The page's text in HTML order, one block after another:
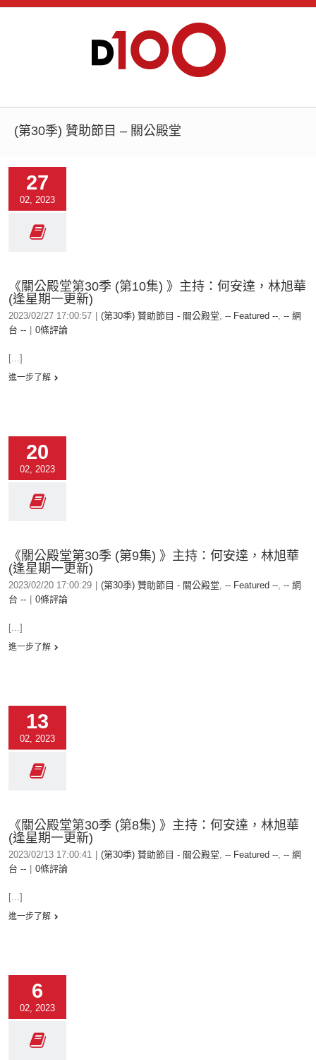
(第30季) 贊助節目 – 關公殿堂
27
02, 2023
《關公殿堂第30季 (第10集) 》主持：何安達，林旭華
(逢星期一更新)
2023/02/27 17:00:57 (第30季) 贊助節目 - 關公殿堂, -- Featured --, -- 網
台 --
0條評論
[...]
進一步了解
20
02, 2023
《關公殿堂第30季 (第9集) 》主持：何安達，林旭華
(逢星期一更新)
2023/02/20 17:00:29 (第30季) 贊助節目 - 關公殿堂, -- Featured --, -- 網
台 --
0條評論
[...]
進一步了解
13
02, 2023
《關公殿堂第30季 (第8集) 》主持：何安達，林旭華
(逢星期一更新)
2023/02/13 17:00:41 (第30季) 贊助節目 - 關公殿堂, -- Featured --, -- 網
台 --
0條評論
[...]
進一步了解
6
02, 2023